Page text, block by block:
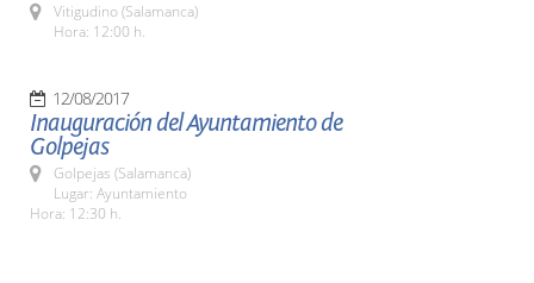
Vitigudino (Salamanca)
Hora: 12:00 h.
12/08/2017
Inauguración del Ayuntamiento de
Golpejas
Golpejas (Salamanca)
Lugar: Ayuntamiento
Hora: 12:30 h.